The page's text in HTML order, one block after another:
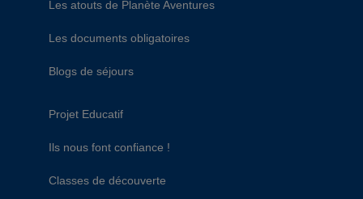
Les atouts de Planète Aventures
Les documents obligatoires
Blogs de séjours
Projet Educatif
Ils nous font confiance !
Classes de découverte